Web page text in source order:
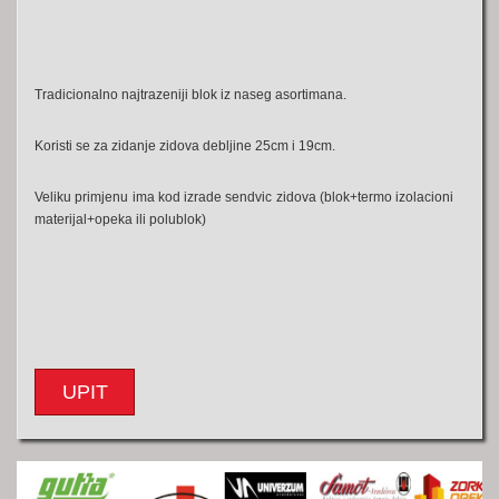
Tradicionalno najtrazeniji blok iz naseg asortimana.
Koristi se za zidanje zidova debljine 25cm i 19cm.
Veliku primjenu ima kod izrade sendvic zidova (blok+termo izolacioni
materijal+opeka ili polublok)
UPIT